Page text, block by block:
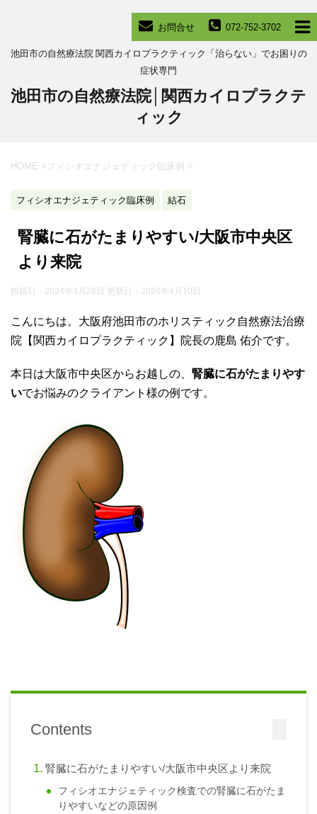
072-752-3702
お問合せ
池田市の自然療法院 関西カイロプラクティック「治らない」でお困りの
症状専門
池田市の自然療法院│関西カイロプラクテ
ィック
HOME > フィシオエナジェティック臨床例 >
フィシオエナジェティック臨床例 結石
腎臓に石がたまりやすい/大阪市中央区
より来院
投稿日：2024年3月28日 更新日： 2026年4月10日
こんにちは。大阪府池田市のホリスティック自然療法治療
院【関西カイロプラクティック】院長の鹿島 佑介です。
本日は大阪市中央区からお越しの、 腎臓に石がたまりやす
いでお悩みのクライアント様の例です。
Contents
腎臓に石がたまりやすい/大阪市中央区より来院
フィシオエナジェティック検査での腎臓に石がたま
りやすいなどの原因例